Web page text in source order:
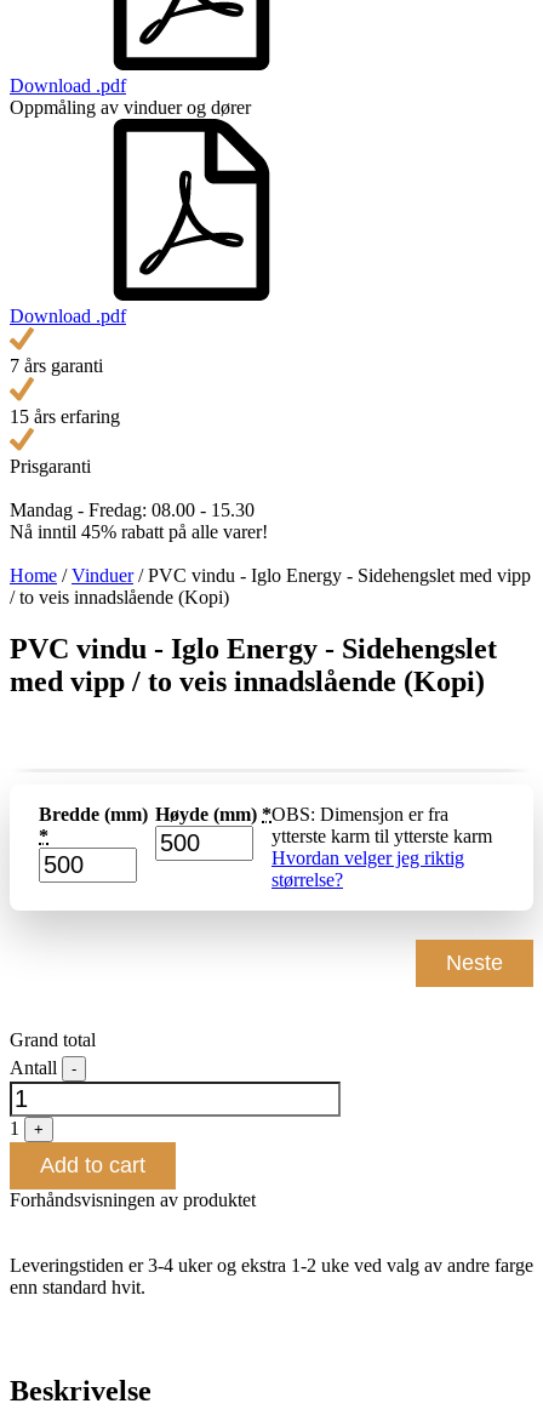
Download .pdf
Oppmåling av vinduer og dører
Download .pdf
7 års garanti
15 års erfaring
Prisgaranti
Mandag - Fredag: 08.00 - 15.30
Nå inntil 45% rabatt på alle varer!
Home /Vinduer/ PVC vindu - Iglo Energy - Sidehengslet med vipp
/ to veis innadslående (Kopi)
PVC vindu - Iglo Energy - Sidehengslet
med vipp / to veis innadslående (Kopi)
Bredde (mm)
*
Høyde (mm) *OBS: Dimensjon er fra
ytterste karm til ytterste karm
Hvordan velger jeg riktig
størrelse?
Neste
Grand total
Quantity
-
1 +
Add to cart
Forhåndsvisningen av produktet
Leveringstiden er 3-4 uker og ekstra 1-2 uke ved valg av andre farge
enn standard hvit.
Beskrivelse